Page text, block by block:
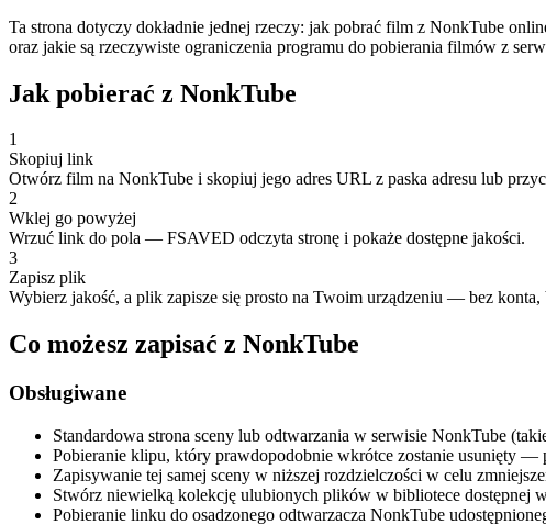
Ta strona dotyczy dokładnie jednej rzeczy: jak pobrać film z NonkTube
oraz jakie są rzeczywiste ograniczenia programu do pobierania filmów z
Jak pobierać z NonkTube
1
Skopiuj link
Otwórz film na NonkTube i skopiuj jego adres URL z paska adresu lub
2
Wklej go powyżej
Wrzuć link do pola — FSAVED odczyta stronę i pokaże dostępne jakości.
3
Zapisz plik
Wybierz jakość, a plik zapisze się prosto na Twoim urządzeniu — bez konta,
Co możesz zapisać z NonkTube
Obsługiwane
Standardowa strona sceny lub odtwarzania w serwisie NonkTube
Pobieranie klipu, który prawdopodobnie wkrótce zostanie usunięty —
Zapisywanie tej samej sceny w niższej rozdzielczości w celu
Stwórz niewielką kolekcję ulubionych plików w bibliotece dostępnej
Pobieranie linku do osadzonego odtwarzacza NonkTube